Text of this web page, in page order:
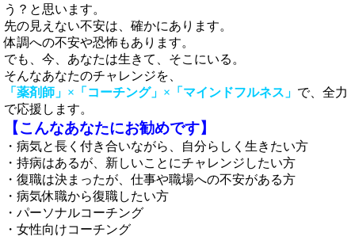
う？と思います。
先の見えない不安は、確かにあります。
体調への不安や恐怖もあります。
でも、今、あなたは生きて、そこにいる。
そんなあなたのチャレンジを、
「薬剤師」×「コーチング」×「マインドフルネス」 で、全力
で応援します。
【こんなあなたにお勧めです】
・病気と長く付き合いながら、自分らしく生きたい方
・持病はあるが、新しいことにチャレンジしたい方
・復職は決まったが、仕事や職場への不安がある方
・病気休職から復職したい方
・パーソナルコーチング
・女性向けコーチング